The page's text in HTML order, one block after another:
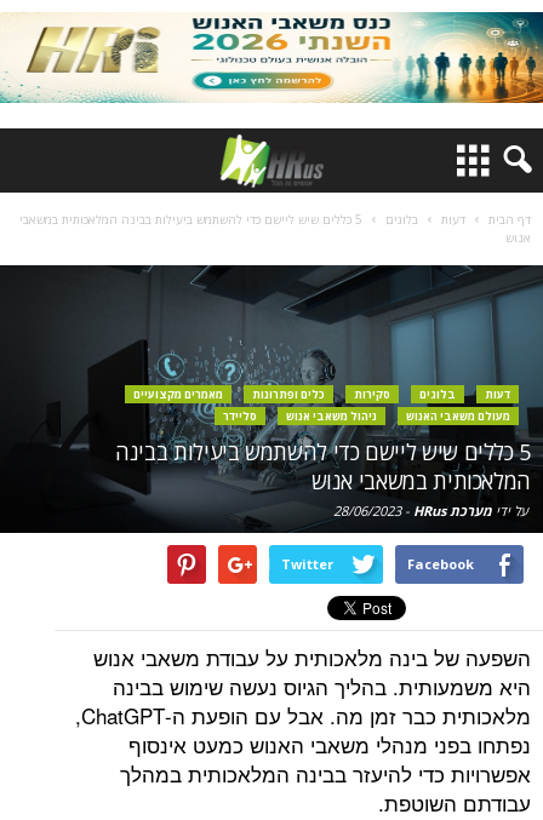
דף הבית דעות בלוגים
5 כללים שיש ליישם כדי להשתמש ביעילות בבינה המלאכותית במשאבי
אנוש
דעות בלוגים סקירות כלים ופתרונות
מאמרים מקצועיים
מעולם משאבי האנוש
ניהול משאבי אנוש סליידר
5 כללים שיש ליישם כדי להשתמש ביעילות בבינה
המלאכותית במשאבי אנוש
על ידי מערכת HRus -
28/06/2023
Facebook
Twitter
השפעה של בינה מלאכותית על עבודת משאבי אנוש
היא משמעותית. בהליך הגיוס נעשה שימוש בבינה
מלאכותית כבר זמן מה. אבל עם הופעת ה-ChatGPT,
נפתחו בפני מנהלי משאבי האנוש כמעט אינסוף
אפשרויות כדי להיעזר בבינה המלאכותית במהלך
עבודתם השוטפת.